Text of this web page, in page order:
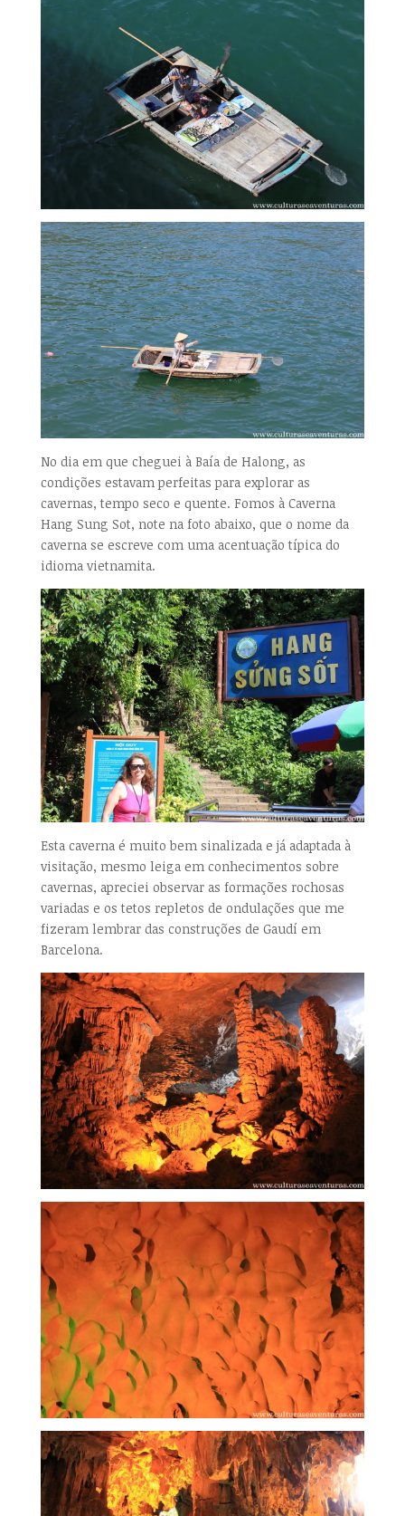
No dia em que cheguei à Baía de Halong, as
condições estavam perfeitas para explorar as
cavernas, tempo seco e quente. Fomos à Caverna
Hang Sung Sot, note na foto abaixo, que o nome da
caverna se escreve com uma acentuação típica do
idioma vietnamita.
Esta caverna é muito bem sinalizada e já adaptada à
visitação, mesmo leiga em conhecimentos sobre
cavernas, apreciei observar as formações rochosas
variadas e os tetos repletos de ondulações que me
fizeram lembrar das construções de Gaudí em
Barcelona.